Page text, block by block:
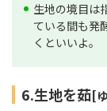
生地の境目は
ている間も発
くといいよ。
6.生地を茹[